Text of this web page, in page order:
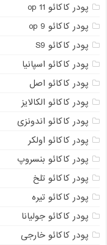
پودر کاکائو op 11
پودر کاکائو op 9
پودر کاکائو S9
پودر کاکائو اسپانیا
پودر کاکائو اصل
پودر کاکائو الکالایز
پودر کاکائو اندونزی
پودر کاکائو اولکر
پودر کاکائو بنسروپ
پودر کاکائو تلخ
پودر کاکائو تیره
پودر کاکائو جولیانا
پودر کاکائو خارجی